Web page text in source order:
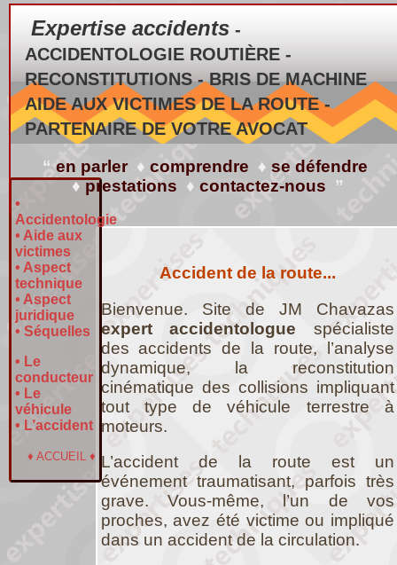
Expertise accidents -
ACCIDENTOLOGIE ROUTIÈRE -
RECONSTITUTIONS - BRIS DE MACHINE
AIDE AUX VICTIMES DE LA ROUTE -
PARTENAIRE DE VOTRE AVOCAT
“en parler ♦comprendre ♦se défendre
♦prestations ♦ contactez-nous ”
•
Accidentologie
• Aide aux
victimes
• Aspect
technique
• Aspect
juridique
• Séquelles
• Le
conducteur
• Le
véhicule
• L’accident
♦ ACCUEIL♦
Accident de la route...
Bienvenue. Site de JM Chavazas
expert accidentologue spécialiste
des accidents de la route, l’analyse
dynamique, la reconstitution
cinématique des collisions impliquant
tout type de véhicule terrestre à
moteurs.
L’accident de la route est un
événement traumatisant, parfois très
grave. Vous-même, l’un de vos
proches, avez été victime ou impliqué
dans un accident de la circulation.